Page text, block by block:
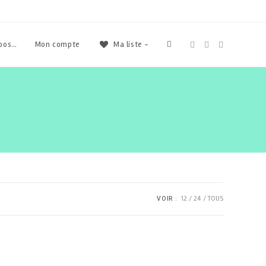
Mon compte Ma liste - Toggle
VOIR : 12 24 TOUS